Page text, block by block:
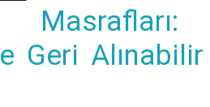
Masrafları:
Geri Alınabilir